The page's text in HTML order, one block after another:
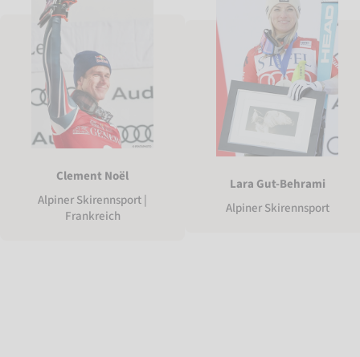
Clement Noël
Alpiner Skirennsport |
Frankreich
Lara Gut-Behrami
Alpiner Skirennsport